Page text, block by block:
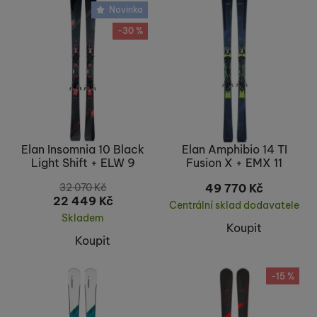
Nejprodávanější
Doporučujeme (1
Výprodej 24)
Novinka
Novinka
-30 %
Elan Insomnia 10 Black
Light Shift + ELW 9
32 070Kč
22 449 Kč
Skladem
Koupit
Elan Amphibio 14 TI
Fusion X + EMX 11
49 770 Kč
Centrální sklad dodavatele
Koupit
-15 %